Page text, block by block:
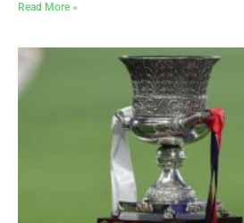
Read More »